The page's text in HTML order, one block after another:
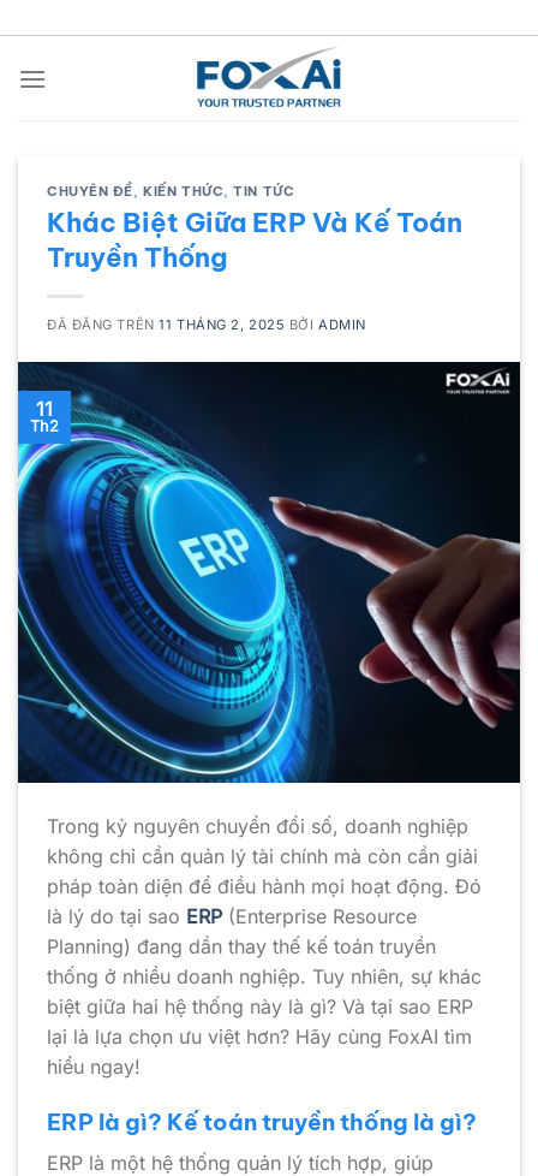
đến
nội
CHUYÊN ĐỀ,KIẾN THỨC,TIN TỨC
Khác Biệt Giữa ERP Và Kế Toán
Truyền Thống
ĐÃ ĐĂNG TRÊN11 THÁNG 2, 2025 BỞIADMIN
11
Th2
Trong kỷ nguyên chuyển đổi số, doanh nghiệp
không chỉ cần quản lý tài chính mà còn cần giải
pháp toàn diện để điều hành mọi hoạt động. Đó
là lý do tại sao ERP (Enterprise Resource
Planning) đang dần thay thế kế toán truyền
thống ở nhiều doanh nghiệp. Tuy nhiên, sự khác
biệt giữa hai hệ thống này là gì? Và tại sao ERP
lại là lựa chọn ưu việt hơn? Hãy cùng FoxAI tìm
hiểu ngay!
ERP là gì? Kế toán truyền thống là gì?
ERP là một hệ thống quản lý tích hợp, giúp